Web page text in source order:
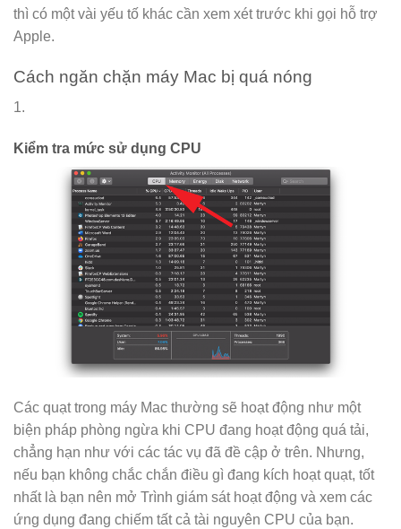
thì có một vài yếu tố khác cần xem xét trước khi gọi hỗ trợ
Apple.
Cách ngăn chặn máy Mac bị quá nóng
1.
Kiểm tra mức sử dụng CPU
Các quạt trong máy Mac thường sẽ hoạt động như một
biện pháp phòng ngừa khi CPU đang hoạt động quá tải,
chẳng hạn như với các tác vụ đã đề cập ở trên. Nhưng,
nếu bạn không chắc chắn điều gì đang kích hoạt quạt, tốt
nhất là bạn nên mở Trình giám sát hoạt động và xem các
ứng dụng đang chiếm tất cả tài nguyên CPU của bạn.